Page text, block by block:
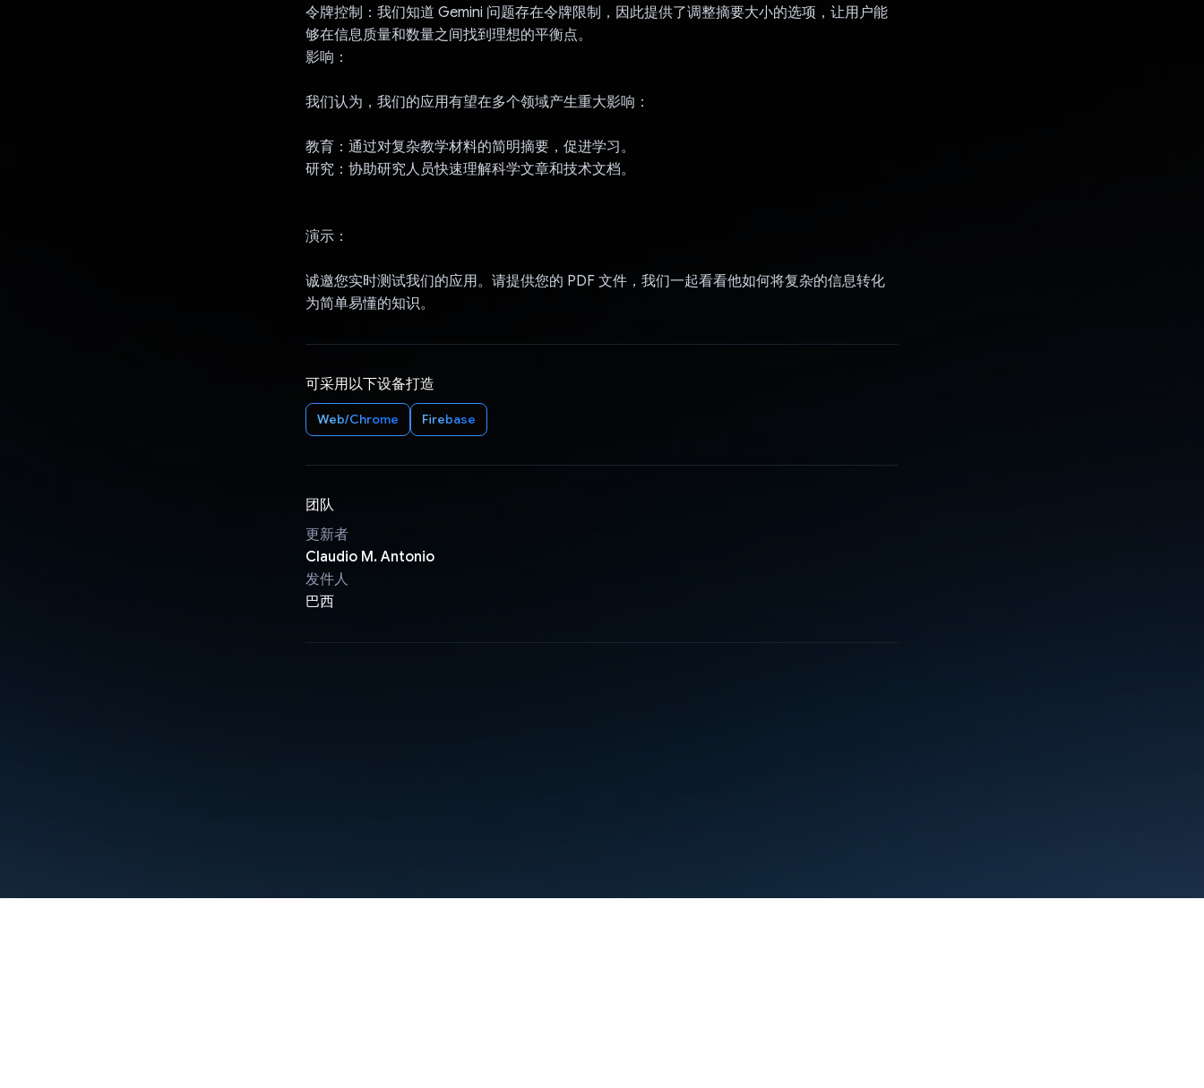
令牌控制：我们知道 Gemini 问题存在令牌限制，因此提供了调整摘要大小的选项，让用户能
够在信息质量和数量之间找到理想的平衡点。
影响：
我们认为，我们的应用有望在多个领域产生重大影响：
教育：通过对复杂教学材料的简明摘要，促进学习。
研究：协助研究人员快速理解科学文章和技术文档。
演示：
诚邀您实时测试我们的应用。请提供您的 PDF 文件，我们一起看看他如何将复杂的信息转化
为简单易懂的知识。
可采用以下设备打造
Web/Chrome Firebase
团队
更新者
Claudio M. Antonio
发件人
巴西